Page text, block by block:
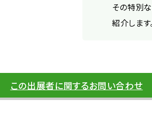
その特別
紹介します
この出展者に関するお問い合わせ